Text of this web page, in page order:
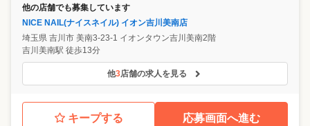
他の店舗でも募集しています
NICE NAIL(ナイスネイル) イオン吉川美南店
埼玉県 吉川市 美南3-23-1 イオンタウン吉川美南2階
吉川美南駅 徒歩13分
他3店舗の求人を見る
キープする 応募画面へ進む